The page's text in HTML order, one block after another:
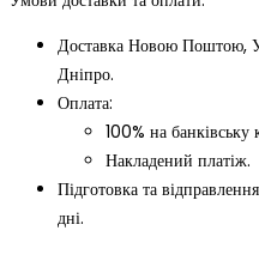
Доставка Новою Поштою,
Дніпро.
Оплата:
100% на банківську
Накладений платіж.
Підготовка та
дні.